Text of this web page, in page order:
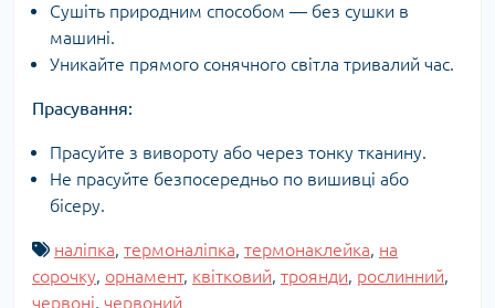
Сушіть природним способом — без сушки в
машині.
Уникайте прямого сонячного світла тривалий час.
Прасування:
Прасуйте з вивороту або через тонку тканину.
Не прасуйте безпосередньо по вишивці або
бісеру.
наліпка, термоналіпка, термонаклейка, на
сорочку, орнамент, квітковий, троянди, рослинний,
червоні, червоний